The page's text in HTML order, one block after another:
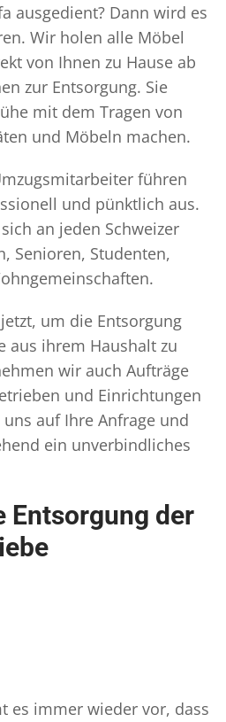
ausgedient? Dann wird es
Wir holen alle Möbel
von Ihnen zu Hause ab
zur Entsorgung. Sie
mit dem Tragen von
und Möbeln machen.
führen
und pünktlich aus.
an jeden Schweizer
Senioren, Studenten,
um die Entsorgung
aus ihrem Haushalt zu
wir auch Aufträge
und Einrichtungen
auf Ihre Anfrage und
ein unverbindliches
Entsorgung der
es immer wieder vor, dass